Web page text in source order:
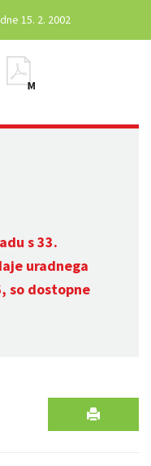
15. 2. 2002
s 33.
uradnega
so dostopne